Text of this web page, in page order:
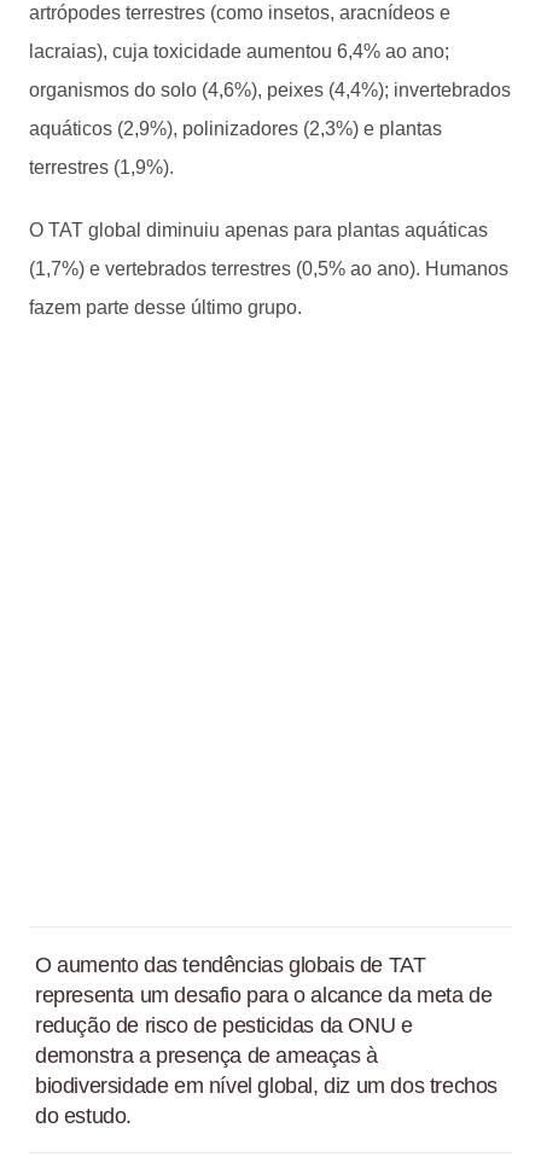
artrópodes terrestres (como insetos, aracnídeos e
lacraias), cuja toxicidade aumentou 6,4% ao ano;
organismos do solo (4,6%), peixes (4,4%); invertebrados
aquáticos (2,9%), polinizadores (2,3%) e plantas
terrestres (1,9%).
O TAT global diminuiu apenas para plantas aquáticas
(1,7%) e vertebrados terrestres (0,5% ao ano). Humanos
fazem parte desse último grupo.
O aumento das tendências globais de TAT
representa um desafio para o alcance da meta de
redução de risco de pesticidas da ONU e
demonstra a presença de ameaças à
biodiversidade em nível global, diz um dos trechos
do estudo.